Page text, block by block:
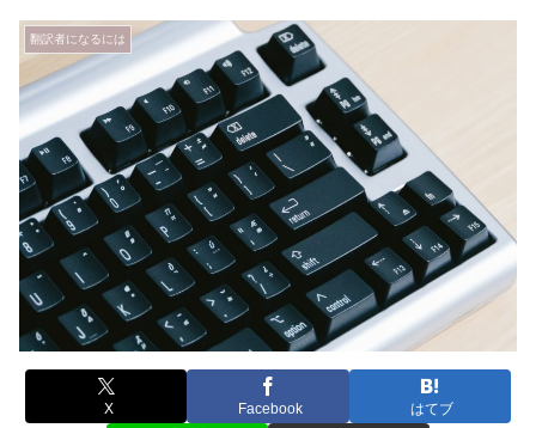
翻訳者になるには
X Facebook はてブ